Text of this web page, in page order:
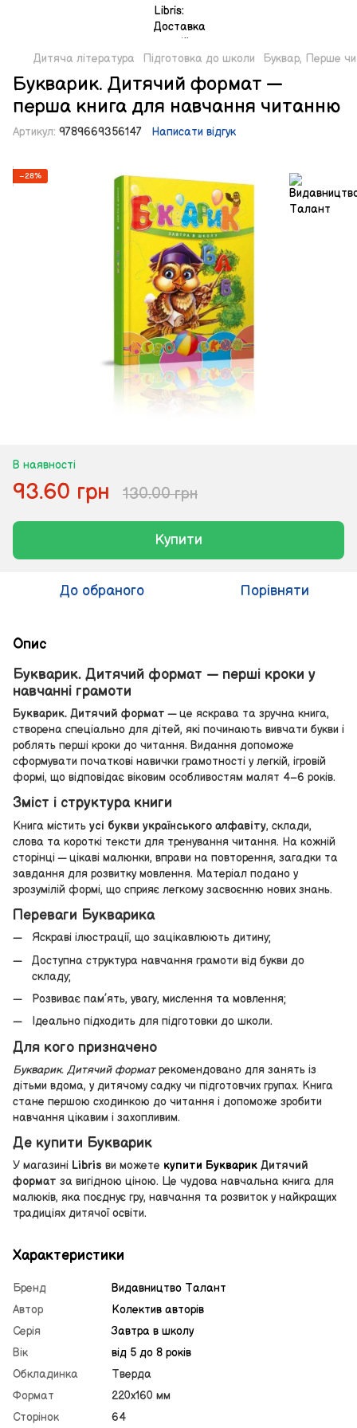
Дитяча література Підготовка до школи Буквар, Перше
Букварик. Дитячий формат —
перша книга для навчання читанню
Артикул: 9789669356147 Написати відгук
−28%
В наявності
93.60 грн 130.00 грн
Купити
До обраного Порівняти
Опис
Букварик. Дитячий формат — перші кроки у
навчанні грамоти
Букварик. Дитячий формат — це яскрава та зручна книга,
створена спеціально для дітей, які починають вивчати букви і
роблять перші кроки до читання. Видання допоможе
сформувати початкові навички грамотності у легкій, ігровій
формі, що відповідає віковим особливостям малят 4–6 років.
Зміст і структура книги
Книга містить усі букви українського алфавіту, склади,
слова та короткі тексти для тренування читання. На кожній
сторінці — цікаві малюнки, вправи на повторення, загадки та
завдання для розвитку мовлення. Матеріал подано у
зрозумілій формі, що сприяє легкому засвоєнню нових знань.
Переваги Букварика
Яскраві ілюстрації, що зацікавлюють дитину;
Доступна структура навчання грамоти від букви до
складу;
Розвиває пам’ять, увагу, мислення та мовлення;
Ідеально підходить для підготовки до школи.
Для кого призначено
Букварик. Дитячий форматрекомендовано для занять із
дітьми вдома, у дитячому садку чи підготовчих групах. Книга
стане першою сходинкою до читання і допоможе зробити
навчання цікавим і захопливим.
Де купити Букварик
У магазині Libris ви можете купити Букварик Дитячий
формат за вигідною ціною. Це чудова навчальна книга для
малюків, яка поєднує гру, навчання та розвиток у найкращих
традиціях дитячої освіти.
Характеристики
Бренд
Видавництво Талант
Автор
Колектив авторів
Серія
Завтра в школу
Вік
від 5 до 8 років
Обкладинка
Тверда
Формат
220х160 мм
Сторінок
64